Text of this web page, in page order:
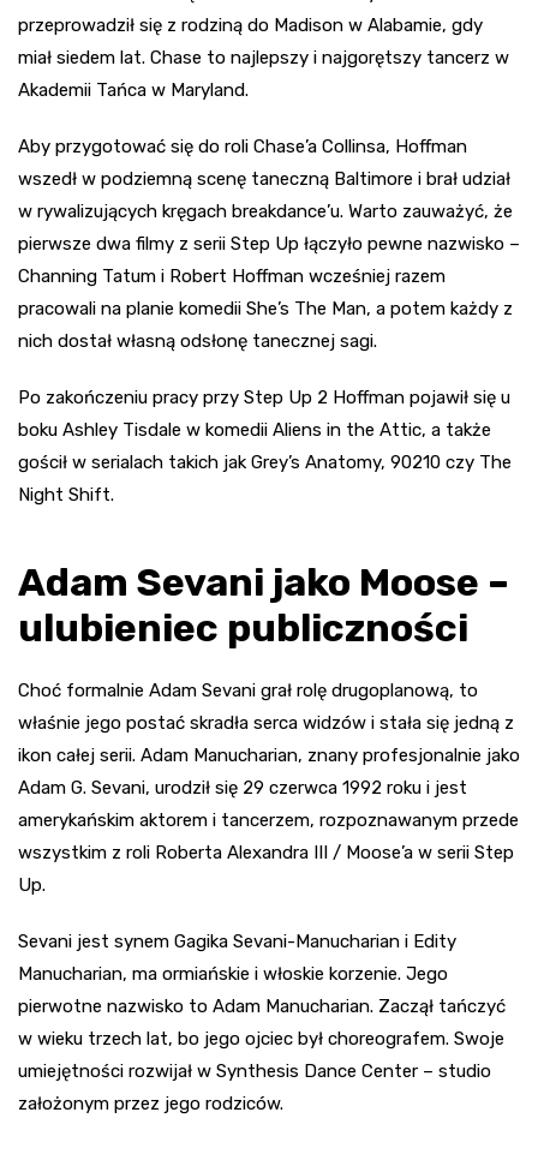
przeprowadził się z rodziną do Madison w Alabamie, gdy
miał siedem lat. Chase to najlepszy i najgorętszy tancerz w
Akademii Tańca w Maryland.
Aby przygotować się do roli Chase’a Collinsa, Hoffman
wszedł w podziemną scenę taneczną Baltimore i brał udział
w rywalizujących kręgach breakdance’u. Warto zauważyć, że
pierwsze dwa filmy z serii Step Up łączyło pewne nazwisko –
Channing Tatum i Robert Hoffman wcześniej razem
pracowali na planie komedii She’s The Man, a potem każdy z
nich dostał własną odsłonę tanecznej sagi.
Po zakończeniu pracy przy Step Up 2 Hoffman pojawił się u
boku Ashley Tisdale w komedii Aliens in the Attic, a także
gościł w serialach takich jak Grey’s Anatomy, 90210 czy The
Night Shift.
Adam Sevani jako Moose –
ulubieniec publiczności
Choć formalnie Adam Sevani grał rolę drugoplanową, to
właśnie jego postać skradła serca widzów i stała się jedną z
ikon całej serii. Adam Manucharian, znany profesjonalnie jako
Adam G. Sevani, urodził się 29 czerwca 1992 roku i jest
amerykańskim aktorem i tancerzem, rozpoznawanym przede
wszystkim z roli Roberta Alexandra III / Moose’a w serii Step
Up.
Sevani jest synem Gagika Sevani-Manucharian i Edity
Manucharian, ma ormiańskie i włoskie korzenie. Jego
pierwotne nazwisko to Adam Manucharian. Zaczął tańczyć
w wieku trzech lat, bo jego ojciec był choreografem. Swoje
umiejętności rozwijał w Synthesis Dance Center – studio
założonym przez jego rodziców.